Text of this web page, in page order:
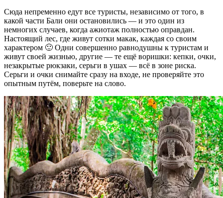
Сюда непременно едут все туристы, независимо от того, в
какой части Бали они остановились — и это один из
немногих случаев, когда ажиотаж полностью оправдан.
Настоящий лес, где живут сотки макак, каждая со своим
характером 🙂 Одни совершенно равнодушны к туристам и
живут своей жизнью, другие — те ещё воришки: кепки, очки,
незакрытые рюкзаки, серьги в ушах — всё в зоне риска.
Серьги и очки снимайте сразу на входе, не проверяйте это
опытным путём, поверьте на слово.